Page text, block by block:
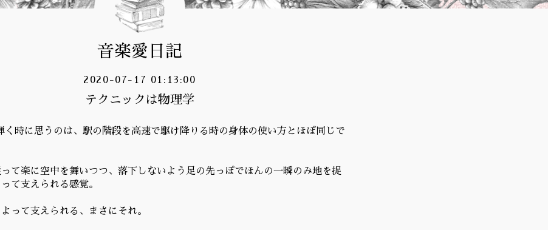
音楽愛日記
2020-07-17 01:13:00
テクニックは物理学
時に思うのは、駅の階段を高速で駆け降りる時の身体の使い方とほぼ同じで
て楽に空中を舞いつつ、落下しないよう足の先っぽでほんの一瞬のみ地を捉
て支えられる感覚。
って支えられる、まさにそれ。